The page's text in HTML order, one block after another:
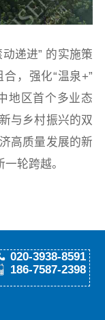
递进” 的实施策
，强化“温泉+”
地区首个多业态
与乡村振兴的双
高质量发展的新
轮跨越。
020-3938-8591
186-7587-2398